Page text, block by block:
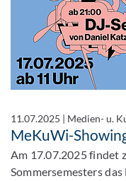
11.07.2025 | Medien- u.
MeKuWi-
Am 17.07.2025 findet
Sommersemesters